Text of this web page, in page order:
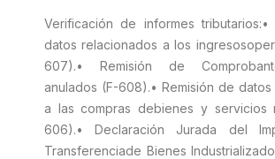
Verificación de informes tributarios:•
datos relacionados a los ingresos
607).• Remisión de
anulados (F-608).• Remisión de
a las compras debienes y servicios
606).• Declaración Jurada del
Transferenciade Bienes